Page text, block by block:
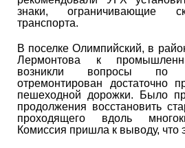
знаки, ограничивающие
транспорта.
В поселке Олимпийский, в
Лермонтова к
возникли вопросы по
отремонтирован достаточно
пешеходной дорожки. Было
продолжения восстановить
проходящего вдоль
Комиссия пришла к выводу, что